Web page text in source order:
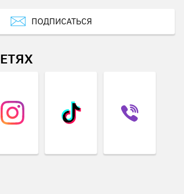
ПОДПИСАТЬСЯ